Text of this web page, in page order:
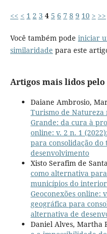
<< < 1 2 3 4 5 6 7 8 9 10 > >>
Você também pode iniciar
similaridade para este
Artigos mais lidos
Daiane Ambrosio,
Turismo de Natureza
Grande: da cura à
online: v. 2 n. 1
para consolidação
desenvolvimento
Xisto Serafim de
como alternativa
municípios do
Geoconexões online:
geográfica para
alternativa de
Daniel Alves, Martha